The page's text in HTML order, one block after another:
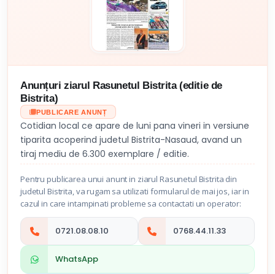
Anunțuri ziarul Rasunetul Bistrita (editie de
Bistrita)
PUBLICARE ANUNȚ
Cotidian local ce apare de luni pana vineri in versiune
tiparita acoperind judetul Bistrita-Nasaud, avand un
tiraj mediu de 6.300 exemplare / editie.
Pentru publicarea unui anunt in ziarul Rasunetul Bistrita din
judetul Bistrita, va rugam sa utilizati formularul de mai jos, iar in
cazul in care intampinati probleme sa contactati un operator:
0721.08.08.10 0768.44.11.33
WhatsApp